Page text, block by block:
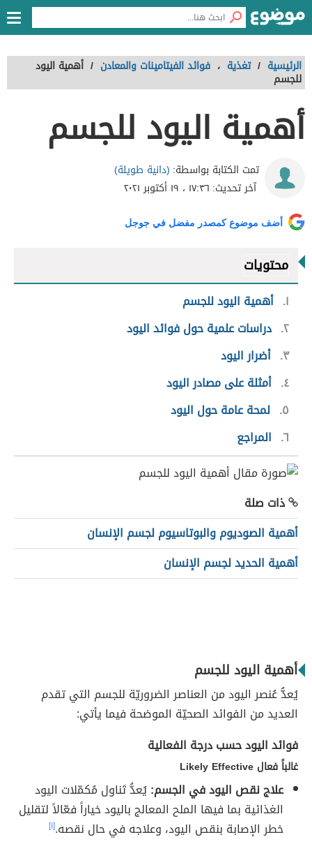
الرئيسية / تغذية ، فوائد الفيتامينات والمعادن / أهمية اليود
للجسم
أهمية اليود للجسم
تمت الكتابة بواسطة: (دانية طويلة)
آخر تحديث: ١٧:٣٦ ، ١٩ أكتوبر ٢٠٢١
أضف موضوع كمصدر مفضل في جوجل
محتويات
١ أهمية اليود للجسم
٢ دراسات علمية حول فوائد اليود
٣ أضرار اليود
٤ أمثلة على مصادر اليود
٥ لمحة عامة حول اليود
٦ المراجع
ذات صلة
أهمية الصوديوم والبوتاسيوم لجسم الإنسان
أهمية الحديد لجسم الإنسان
أهمية اليود للجسم
يُعدُّ عُنصر اليود من العناصر الضروريّة للجسم التي تقدم
العديد من الفوائد الصحيّة الموضحة فيما يأتي:
فوائد اليود حسب درجة الفعالية
غالباً فعال Likely Effective
علاج نقص اليود في الجسم:يُعدُّ تَناول مُكمّلات اليود
الغذائية بما فيها الملح المعالج باليود خياراً فعّالاً لتقليل
خطر الإصابة بنقص اليود، وعلاجه في حال نقصه.[١]